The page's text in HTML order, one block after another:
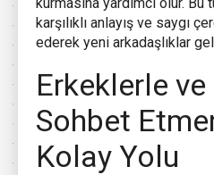
karşılıklı anlayış ve saygı
ederek yeni arkadaşlıklar
Erkeklerle ve
Sohbet
Kolay Yolu